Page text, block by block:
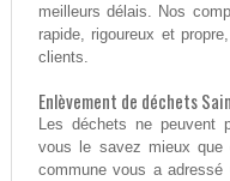
meilleurs délais. Nos
rapide, rigoureux et
clients.
Enlèvement de déchets
Les déchets ne peuvent
vous le savez mieux que
commune vous a